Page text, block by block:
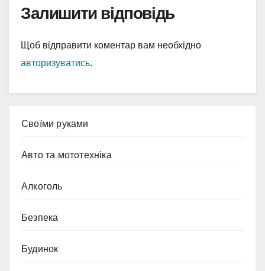
Залишити відповідь
Щоб відправити коментар вам необхідно
авторизуватись.
Cвоїми руками
Авто та мототехніка
Алкоголь
Безпека
Будинок